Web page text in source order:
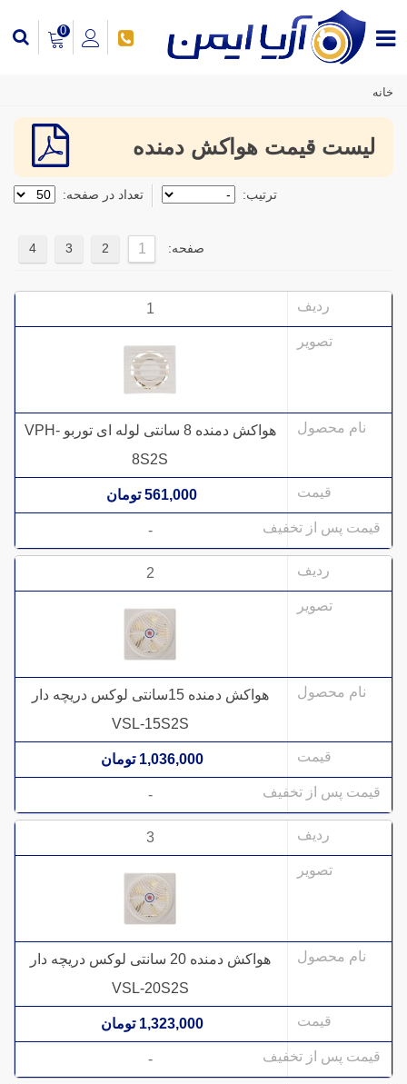
0
خانه
لیست قیمت هواکش دمنده
ترتیب: تعداد در صفحه:
صفحه: 2
3
4
1
هواکش دمنده 8 سانتی لوله ای توربو VPH-
8S2S
561,000 تومان
-
2
هواکش دمنده 15سانتی لوکس دریچه دار
VSL-15S2S
1,036,000 تومان
-
3
هواکش دمنده 20 سانتی لوکس دریچه دار
VSL-20S2S
1,323,000 تومان
-